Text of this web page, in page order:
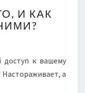
И КАК
к вашему
а